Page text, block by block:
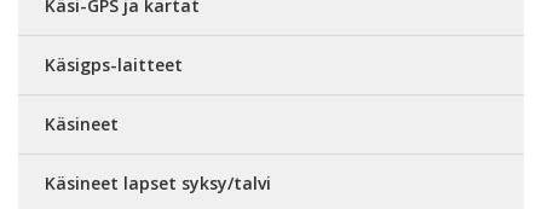
Käsi-GPS ja kartat
Käsigps-laitteet
Käsineet
Käsineet lapset syksy/talvi